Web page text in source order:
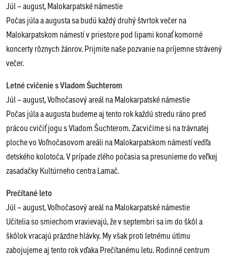
Júl – august, Malokarpatské námestie
Počas júla a augusta sa budú každý druhý štvrtok večer na
Malokarpatskom námestí v priestore pod lipami konať komorné
koncerty rôznych žánrov. Prijmite naše pozvanie na príjemne strávený
večer.
Letné cvičenie s Vladom Šuchterom
Júl – august, Voľnočasový areál na Malokarpatské námestie
Počas júla a augusta budeme aj tento rok každú stredu ráno pred
prácou cvičiť jogu s Vladom Šuchterom. Zacvičíme si na trávnatej
ploche vo Voľnočasovom areáli na Malokarpatskom námestí vedľa
detského kolotoča. V prípade zlého počasia sa presunieme do veľkej
zasadačky Kultúrneho centra Lamač.
Prečítané leto
Júl – august, Voľnočasový areál na Malokarpatské námestie
Učitelia so smiechom vravievajú, že v septembri sa im do škôl a
škôlok vracajú prázdne hlávky. My však proti letnému útlmu
zabojujeme aj tento rok vďaka Prečítanému letu. Rodinné centrum